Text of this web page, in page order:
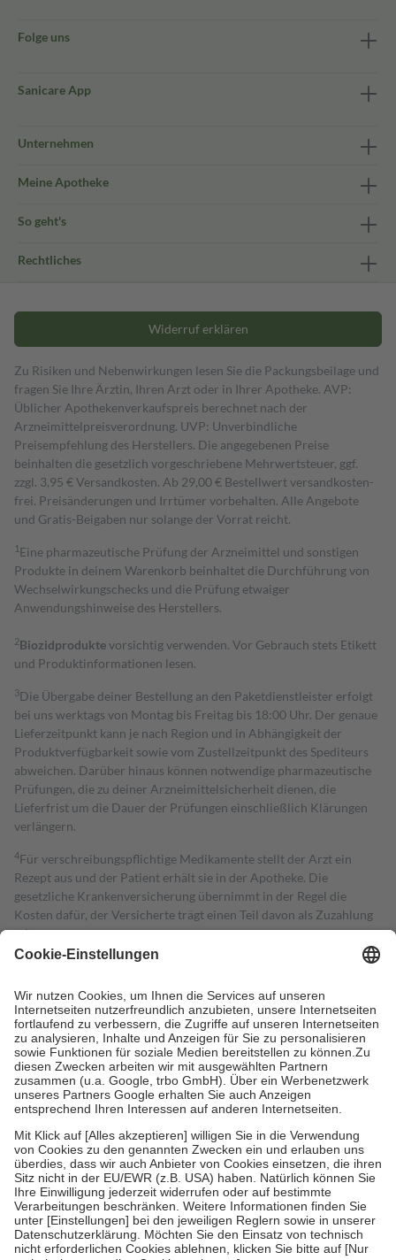
Folge uns
Sanicare App
Unternehmen
Meine Apotheke
So geht's
Rechtliches
Widerruf erklären
Zu Risiken und Nebenwirkungen lesen Sie die Packungsbeilage und
fragen Sie Ihre Ärztin, Ihren Arzt oder in Ihrer Apotheke. AVP:
Üblicher Apothekenverkaufspreis berechnet nach der
Arzneimittelpreisverordnung. UVP: Unverbindliche
Preisempfehlung des Herstellers. Die angegebenen Preise
beinhalten die gesetzlich vorgeschriebene Mehrwertsteuer, ggf.
zzgl. 3,95 € Versandkosten. Ab 29,00 € Bestell­wert versand­kosten­
frei. Preisänderungen und Irrtümer vorbehalten. Alle Angebote
und Gratis-Beigaben nur solange der Vorrat reicht.
1 Eine pharmazeutische Prüfung der Arzneimittel und sonstigen
Produkte in deinem Warenkorb beinhaltet die Durchführung von
Wechselwirkungschecks und die Prüfung etwaiger
Anwendungshinweise des Herstellers.
2Biozidproduktevorsichtig verwenden. Vor Gebrauch stets Etikett
und Produktinformationen lesen.
3Die Übergabe deiner Bestellung an den Paketdienstleister erfolgt
bei uns werktags von Montag bis Freitag bis 18:00 Uhr. Der genaue
Lieferzeitpunkt kann je nach Region und in Abhängigkeit der
Produktverfügbarkeit sowie vom Zustellzeitpunkt des Spediteurs
abweichen. Darüber hinaus können notwendige pharmazeutische
Prüfungen, die zu deiner Arzneimittelsicherheit dienen, die
Lieferfrist um die Dauer der Prüfungen einschließlich Klärungen
verlängern.
4Für verschreibungspflichtige Medikamente stellt der Arzt ein
Rezept aus und der Patient erhält sie in der Apotheke. Die
gesetzliche Krankenversicherung übernimmt in der Regel die
Kosten dafür, der Versicherte trägt einen Teil davon als Zuzahlung
mit.
Grundsätzlich leisten Mitglieder Zuzahlungen in Höhe von zehn
höchstens zehn Euro.
Es sind jedoch nie mehr als die tatsächlichen
Kosten der Leistung zu entrichten.
Diese Regeln gelten grundsätzlich auch für Online-Apotheken.
Bei Heilmitteln und häuslicher Krankenpflege beträgt die
Zuzahlung zehn Prozent der Kosten sowie zehn Euro je
Verordnung.
Um das Engagement der Versicherten für ihre eigene Gesundheit zu
stärken und die besondere Stellung der Familie zu unterstützen,
fallenkeine Zuzahlungenan bei:
• Kindern und Jugendlichen bis zum vollendeten 18. Lebensjahr
mit Ausnahme der Fahrkosten
• Untersuchungen zur Vorsorge und Früherkennung, die von der
GKV getragen werden
• empfohlenen Schutzimpfungen
• Harn- und Blutteststreifen